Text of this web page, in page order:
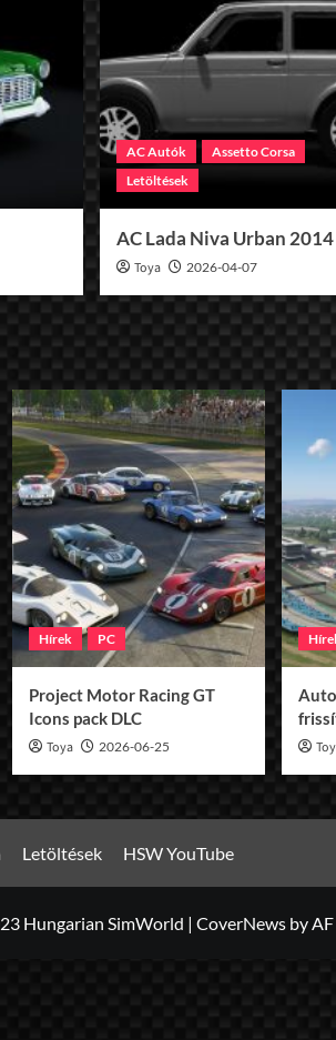
AC Autók
Assetto Corsa
Letöltések
AC Lada Niva Urban 2014
Toya 2026-04-07
Hírek PC
Project Motor Racing GT
Icons pack DLC
Toya 2026-06-25
Letöltések HSW YouTube
Hungarian SimWorld | CoverNewsby AF